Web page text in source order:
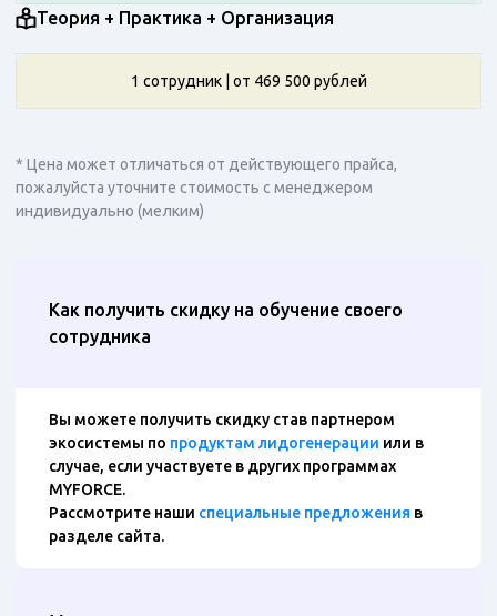
Теория + Практика + Организация
1 сотрудник | от 469 500 рублей
* Цена может отличаться от действующего прайса,
пожалуйста уточните стоимость с менеджером
индивидуально (мелким)
Как получить скидку на обучение своего
сотрудника
Вы можете получить скидку став партнером
экосистемы по продуктам лидогенерации или в
случае, если участвуете в других программах
MYFORCE.
Рассмотрите наши специальные предложения в
разделе сайта.